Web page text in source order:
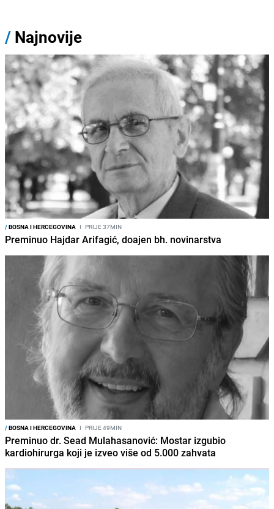
/ Najnovije
/BOSNA I HERCEGOVINA I PRIJE 37MIN
Preminuo Hajdar Arifagić, doajen bh. novinarstva
/BOSNA I HERCEGOVINA I PRIJE 49MIN
Preminuo dr. Sead Mulahasanović: Mostar izgubio
kardiohirurga koji je izveo više od 5.000 zahvata